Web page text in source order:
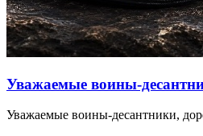
Уважаемые
Уважаемые воины‑десантники,